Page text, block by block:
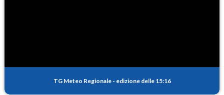
TG Meteo Regionale - edizione delle 15:16